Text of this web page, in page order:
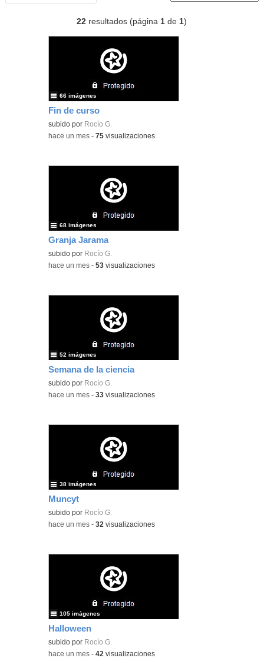
22 resultados (página1 de1)
Fin de curso
subido por Rocío G.
66 imágenes
-hace un mes -75 visualizaciones
Granja Jarama
subido por Rocío G.
68 imágenes
-hace un mes -53 visualizaciones
Semana de la ciencia
subido por Rocío G.
52 imágenes
-hace un mes -33 visualizaciones
Muncyt
subido por Rocío G.
38 imágenes
-hace un mes -32 visualizaciones
Halloween
subido por Rocío G.
105 imágenes
-hace un mes -42 visualizaciones